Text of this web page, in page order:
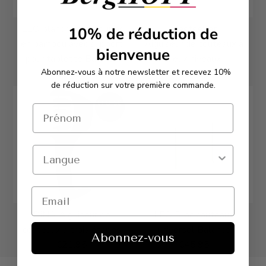
LEO planche à découper
en bambou avec support
pour tablette Balance
€50,95
Bestseller
Aiguiseur de couteaux à
deux niveaux
€14,95
ÉPUISÉ
DiNA Aiguiseur de
LEO Bloc couteaux
10% de réduction de
bienvenue
Abonnez-vous à notre newsletter et recevez 10%
de réduction sur votre première commande.
Abonnez-vous